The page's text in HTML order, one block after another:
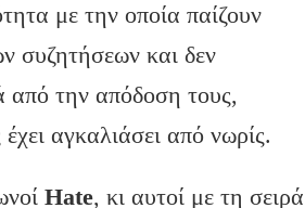
με την οποία παίζουν
συζητήσεων και δεν
από την απόδοση τους,
αγκαλιάσει από νωρίς.
Hate, κι αυτοί με τη σειρά